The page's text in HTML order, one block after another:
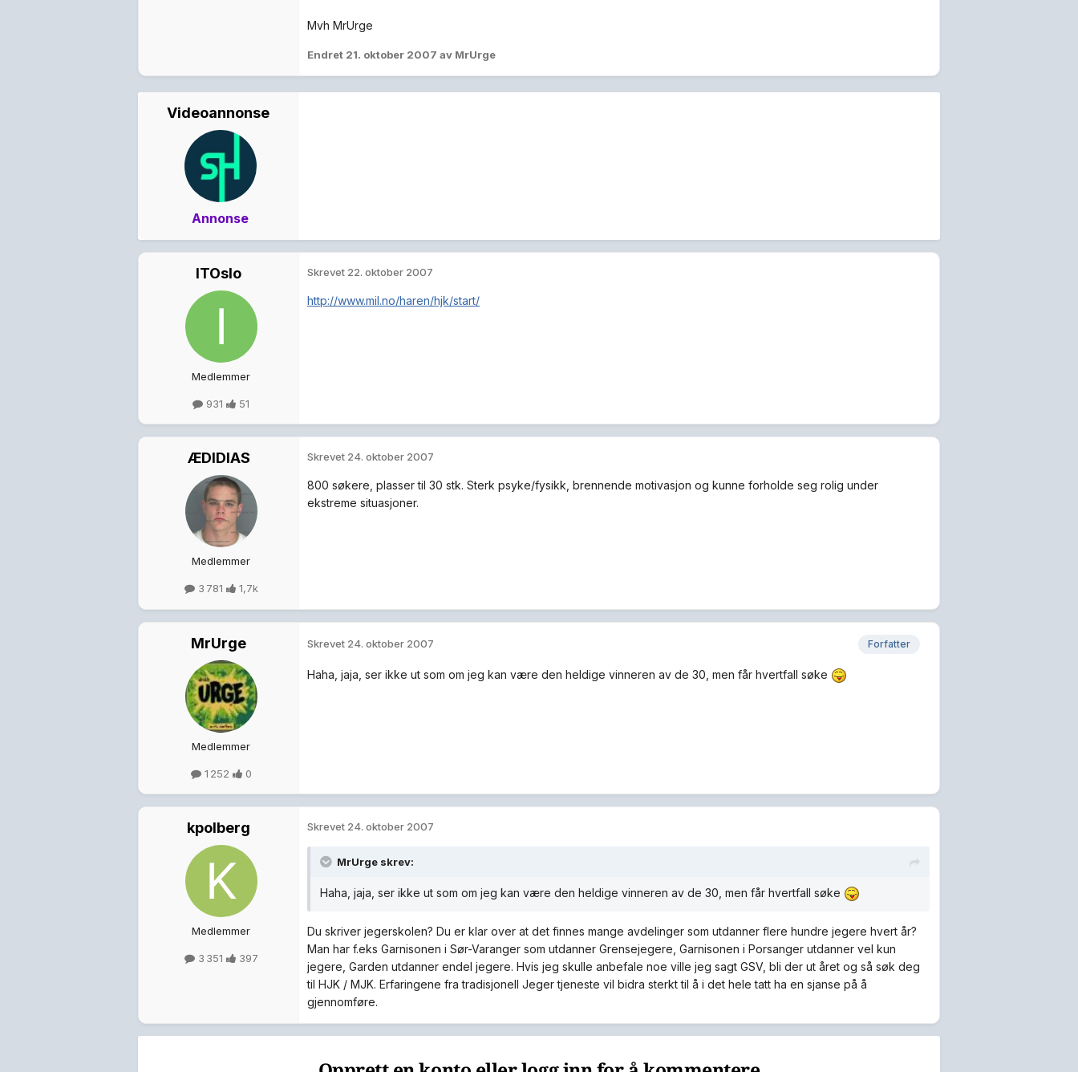
Mvh MrUrge
Endret 21. oktober 2007 av MrUrge
Videoannonse
Annonse
ITOslo
Medlemmer
931 51
Skrevet 22. oktober 2007
http://www.mil.no/haren/hjk/start/
ÆDIDIAS
Medlemmer
3 781 1,7k
Skrevet 24. oktober 2007
800 søkere, plasser til 30 stk. Sterk psyke/fysikk, brennende motivasjon og kunne forholde seg rolig under
ekstreme situasjoner.
MrUrge
Medlemmer
1 252 0
Forfatter
Skrevet 24. oktober 2007
Haha, jaja, ser ikke ut som om jeg kan være den heldige vinneren av de 30, men får hvertfall søke
kpolberg
Medlemmer
3 351 397
Skrevet 24. oktober 2007
MrUrge skrev:
Haha, jaja, ser ikke ut som om jeg kan være den heldige vinneren av de 30, men får hvertfall søke
Du skriver jegerskolen? Du er klar over at det finnes mange avdelinger som utdanner flere hundre jegere hvert år?
Man har f.eks Garnisonen i Sør-Varanger som utdanner Grensejegere, Garnisonen i Porsanger utdanner vel kun
jegere, Garden utdanner endel jegere. Hvis jeg skulle anbefale noe ville jeg sagt GSV, bli der ut året og så søk deg
til HJK / MJK. Erfaringene fra tradisjonell Jeger tjeneste vil bidra sterkt til å i det hele tatt ha en sjanse på å
gjennomføre.